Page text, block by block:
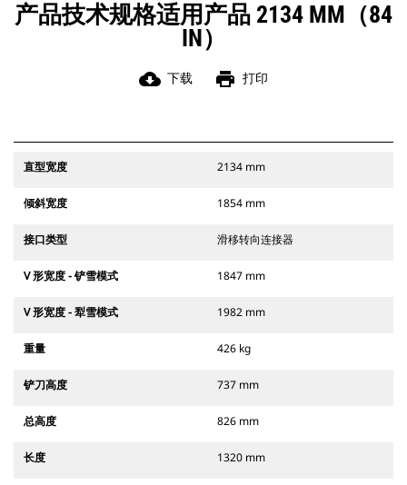
产品技术规格适用产品 2134 MM（84
IN）
cloud_download 下载 print 打印
直型宽度 2134 mm
倾斜宽度 1854 mm
接口类型 滑移转向连接器
V 形宽度 - 铲雪模式 1847 mm
V 形宽度 - 犁雪模式 1982 mm
重量 426 kg
铲刀高度 737 mm
总高度 826 mm
长度 1320 mm